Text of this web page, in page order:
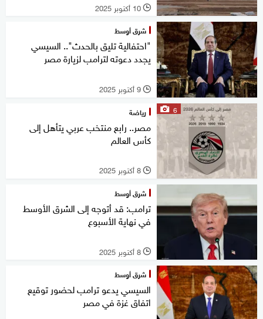
l 10 أكتوبر 2025
شرق أوسط
"احتفالية تليق بالحدث".. السيسي
يجدد دعوته لترامب لزيارة مصر
l 9 أكتوبر 2025
6 رياضة
مصر.. رابع منتخب عربي يتأهل إلى
كأس العالم
l 8 أكتوبر 2025
شرق أوسط
ترامب: قد أتوجه إلى الشرق الأوسط
في نهاية الأسبوع
l 8 أكتوبر 2025
شرق أوسط
السيسي يدعو ترامب لحضور توقيع
اتفاق غزة في مصر